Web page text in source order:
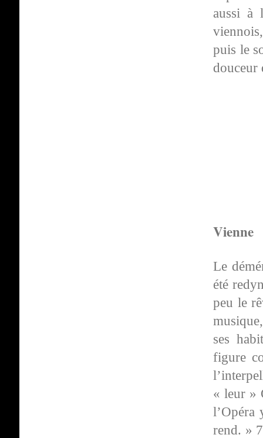
aussi à
puis le
douceur
Vienne
Le
été
peu le
ses
figure
« leur »
l’Opéra
rend. »